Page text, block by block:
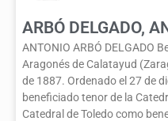
ARBÓ DELGADO,
ANTONIO ARBÓ DELGADO
Aragonés de Calatayud
de 1887. Ordenado el 27 de
beneficiado tenor de la
Catedral de Toledo como